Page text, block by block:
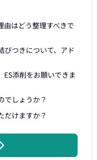
由はどう整理すべきで
びつきについて、アド
添削をお願いできま
でしょうか？
だけますか？